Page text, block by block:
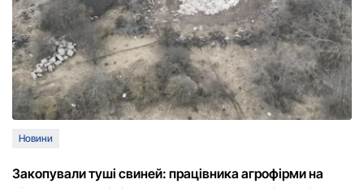
Новини
Закопували туші свиней: працівника агрофірми на